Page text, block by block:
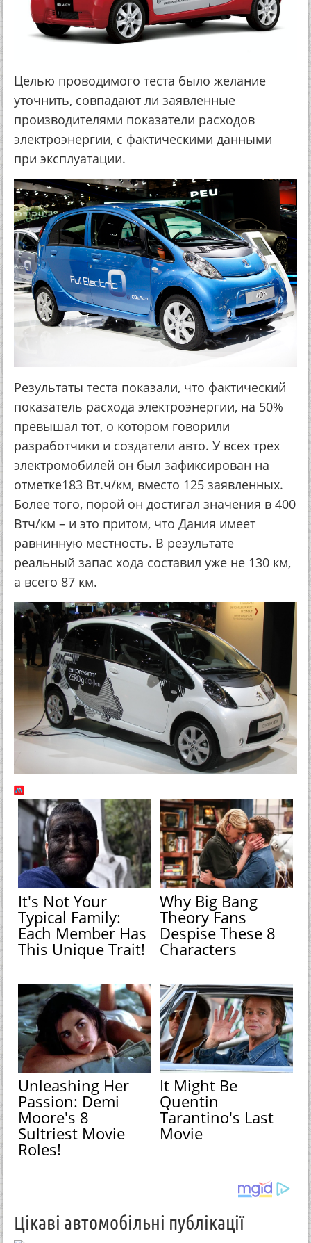
Целью проводимого теста было желание
уточнить, совпадают ли заявленные
производителями показатели расходов
электроэнергии, с фактическими данными
при эксплуатации.
Результаты теста показали, что фактический
показатель расхода электроэнергии, на 50%
превышал тот, о котором говорили
разработчики и создатели авто. У всех трех
электромобилей он был зафиксирован на
отметке183 Вт.ч/км, вместо 125 заявленных.
Более того, порой он достигал значения в 400
Втч/км – и это притом, что Дания имеет
равнинную местность. В результате
реальный запас хода составил уже не 130 км,
а всего 87 км.
It's Not Your
Typical Family:
Each Member Has
This Unique Trait!
Why Big Bang
Theory Fans
Despise These 8
Characters
Unleashing Her
Passion: Demi
Moore's 8
Sultriest Movie
Roles!
It Might Be
Quentin
Tarantino's Last
Movie
Цікаві автомобільні публікації